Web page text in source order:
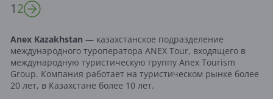
12
Anex Kazakhstan — казахстанское подразделение
международного туроператора ANEX Tour, входящего в
международную туристическую группу Anex Tourism
Group. Компания работает на туристическом рынке более
20 лет, в Казахстане более 10 лет.